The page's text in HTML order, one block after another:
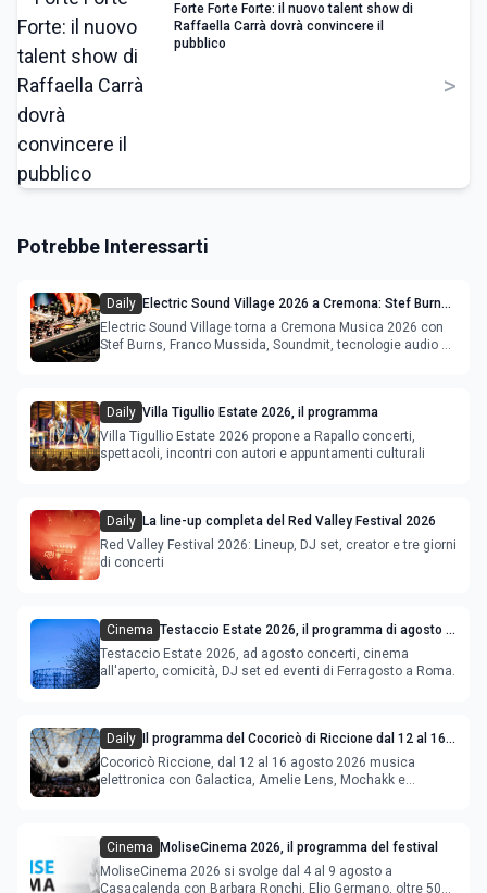
Forte Forte Forte: il nuovo talent show di
Raffaella Carrà dovrà convincere il
pubblico
>
Potrebbe Interessarti
Daily Electric Sound Village 2026 a Cremona: Stef Burns,
Soundmit e Young Band Contest, il programma
Electric Sound Village torna a Cremona Musica 2026 con
Stef Burns, Franco Mussida, Soundmit, tecnologie audio e
Daily Villa Tigullio Estate 2026, il programma
Villa Tigullio Estate 2026 propone a Rapallo concerti,
spettacoli, incontri con autori e appuntamenti culturali
Daily La line-up completa del Red Valley Festival 2026
Red Valley Festival 2026: Lineup, DJ set, creator e tre giorni
di concerti
Cinema Testaccio Estate 2026, il programma di agosto e
Ferragosto
Testaccio Estate 2026, ad agosto concerti, cinema
all'aperto, comicità, DJ set ed eventi di Ferragosto a Roma.
Daily
Il programma del Cocoricò di Riccione dal 12 al 16
agosto 2026
Cocoricò Riccione, dal 12 al 16 agosto 2026 musica
elettronica con Galactica, Amelie Lens, Mochakk e
Cinema
MoliseCinema 2026, il programma del festival
MoliseCinema 2026 si svolge dal 4 al 9 agosto a
Casacalenda con Barbara Ronchi, Elio Germano, oltre 50